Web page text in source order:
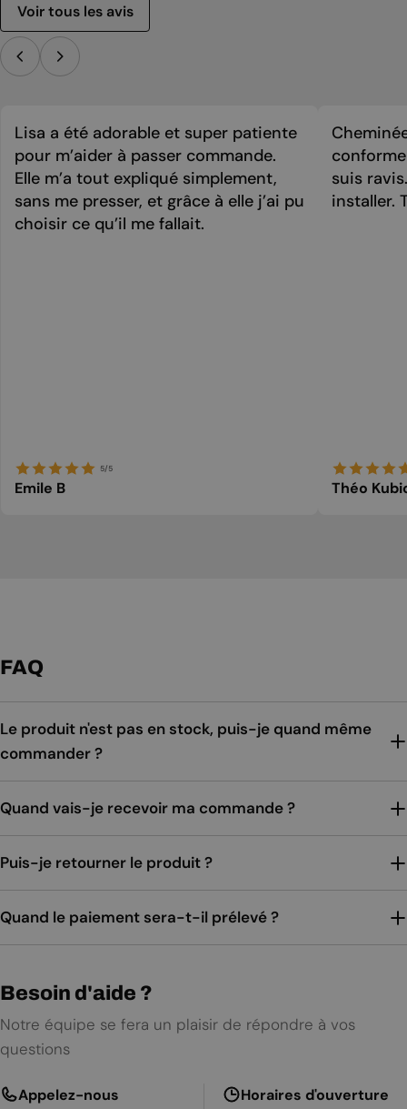
Voir tous les avis
Lisa a été adorable et super patiente
pour m’aider à passer commande.
Elle m’a tout expliqué simplement,
sans me presser, et grâce à elle j’ai pu
choisir ce qu’il me fallait.
5/5
Emile B
suis
installer.
Théo
FAQ
Le produit n'est pas en stock, puis-je quand même
commander ?
Quand vais-je recevoir ma commande ?
Puis-je retourner le produit ?
Quand le paiement sera-t-il prélevé ?
Besoin d'aide ?
Notre équipe se fera un plaisir de répondre à vos
questions
Appelez-nous Horaires d'ouverture